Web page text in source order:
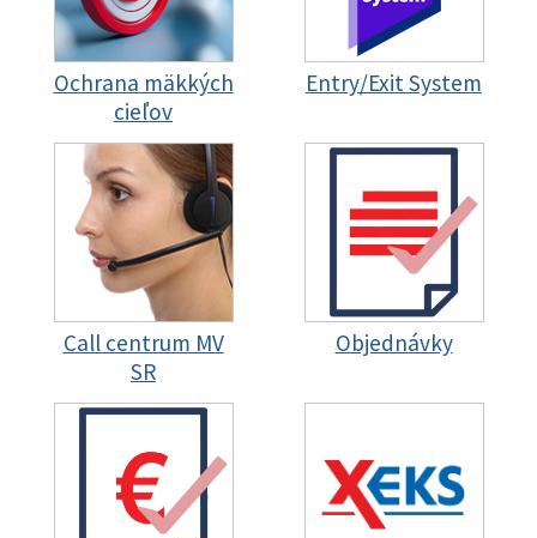
Ochrana mäkkých
cieľov
Entry/Exit System
Call centrum MV
SR
Objednávky